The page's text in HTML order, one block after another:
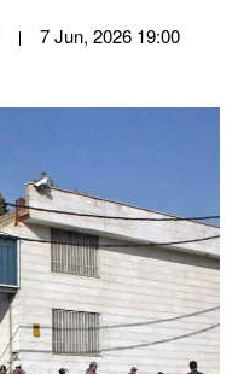
7 Jun, 2026 19:00